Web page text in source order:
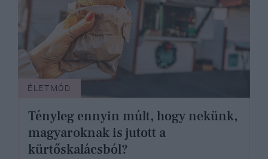
ÉLETMÓD
Tényleg ennyin múlt, hogy nekünk,
magyaroknak is jutott a
kürtőskalácsból?